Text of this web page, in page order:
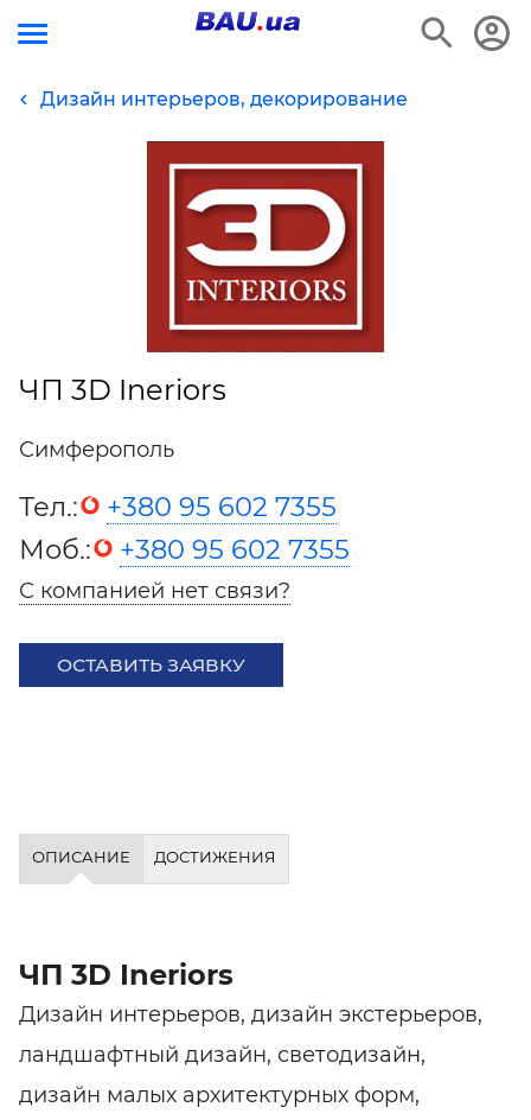
Дизайн интерьеров, декорирование
ЧП 3D Ineriors
Симферополь
Тел.:
+380 95 602 7355
Моб.:
+380 95 602 7355
С компанией нет связи?
ОСТАВИТЬ ЗАЯВКУ
ОПИСАНИЕ ДОСТИЖЕНИЯ
ЧП 3D Ineriors
Дизайн интерьеров, дизайн экстерьеров,
ландшафтный дизайн, светодизайн,
дизайн малых архитектурных форм,